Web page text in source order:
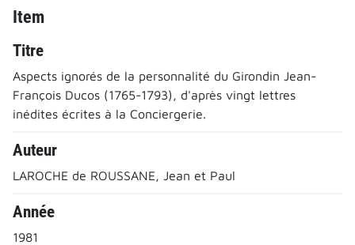
Item
Titre
Aspects ignorés de la personnalité du Girondin Jean-
François Ducos (1765-1793), d'après vingt lettres
inédites écrites à la Conciergerie.
Auteur
LAROCHE de ROUSSANE, Jean et Paul
Année
1981